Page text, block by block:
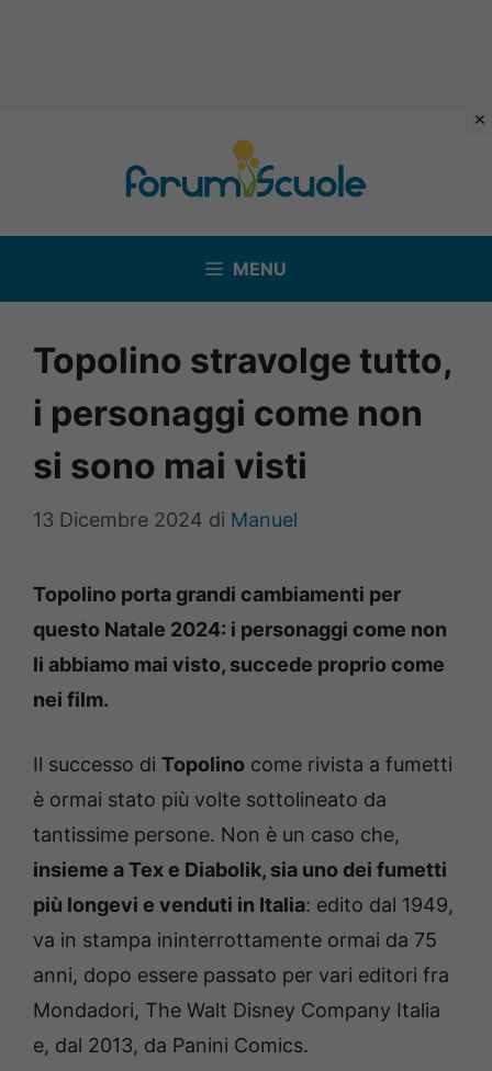
MENU
Topolino stravolge tutto,
i personaggi come non
si sono mai visti
13 Dicembre 2024 di Manuel
Topolino porta grandi cambiamenti per
questo Natale 2024: i personaggi come non
li abbiamo mai visto, succede proprio come
nei film.
Il successo di Topolino come rivista a fumetti
è ormai stato più volte sottolineato da
tantissime persone. Non è un caso che,
insieme a Tex e Diabolik, sia uno dei fumetti
più longevi e venduti in Italia: edito dal 1949,
va in stampa ininterrottamente ormai da 75
anni, dopo essere passato per vari editori fra
Mondadori, The Walt Disney Company Italia
e, dal 2013, da Panini Comics.